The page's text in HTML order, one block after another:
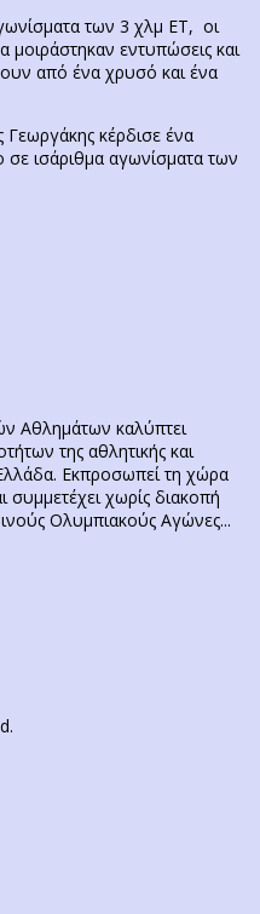
των 3 χλμ ΕΤ, οι
μοιράστηκαν εντυπώσεις και
από ένα χρυσό και ένα
κέρδισε ένα
σε ισάριθμα αγωνίσματα των
Αθλημάτων καλύπτει
της αθλητικής και
Εκπροσωπεί τη χώρα
συμμετέχει χωρίς διακοπή
Ολυμπιακούς Αγώνες...